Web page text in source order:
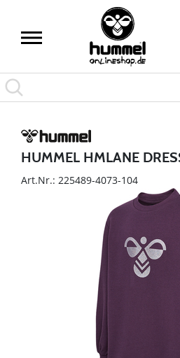
HUMMEL HMLANE
Art.Nr.: 225489-4073-104